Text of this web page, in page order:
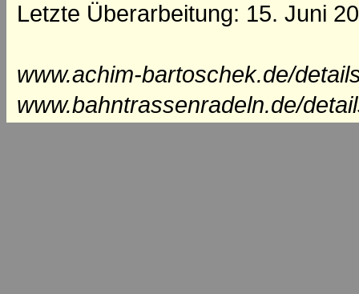
Letzte Überarbeitung: 15. Juni
www.achim-bartoschek.de/
www.bahntrassenradeln.de/